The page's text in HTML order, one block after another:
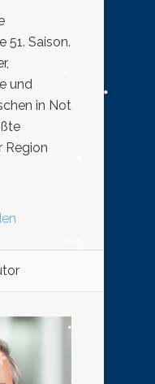
51. Saison.
und
in Not
Region